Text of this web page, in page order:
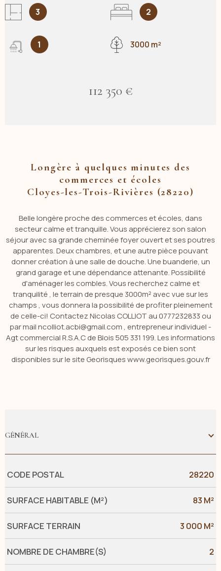
3 2
1 3000 m²
112 350 €
Longère à quelques minutes des
commerces et écoles
Cloyes-les-Trois-Rivières (28220)
Belle longère proche des commerces et écoles, dans
secteur calme et tranquille. Vous apprécierez son salon
séjour avec sa grande cheminée foyer ouvert et ses poutres
apparentes. Deux chambres, et une autre pièce pouvant
donner création à une salle de douche. Une buanderie, un
grand garage et une dépendance attenante. Possibilité
d'aménager les combles. Vous recherchez calme et
tranquilité , le terrain de presque 3000m² avec vue sur les
champs , vous donnera la possibilité de profiter pleinement
de celle-ci! Contactez Nicolas COLLIOT au 0777232833 ou
par mail ncolliot.acbi@gmail.com , entrepreneur individuel -
Agt commercial R.S.A.C de Blois 505 331 199. Les informations
sur les risques auxquels est exposés ce bien sont
disponibles sur le site Georisques www.georisques.gouv.fr
GÉNÉRAL
Caractérisque Valeurs
CODE POSTAL 28220
SURFACE HABITABLE (M²) 83 M²
SURFACE TERRAIN 3 000 M²
NOMBRE DE CHAMBRE(S) 2